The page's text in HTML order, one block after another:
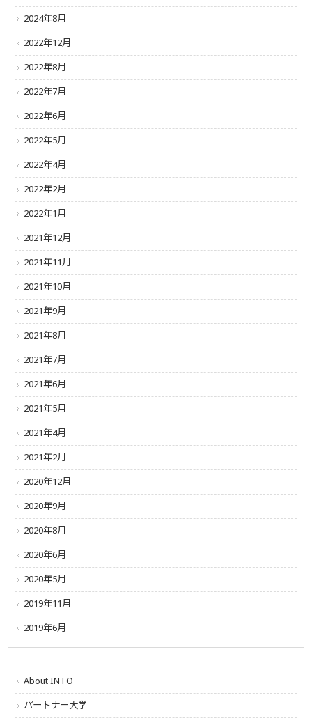
2024年8月
2022年12月
2022年8月
2022年7月
2022年6月
2022年5月
2022年4月
2022年2月
2022年1月
2021年12月
2021年11月
2021年10月
2021年9月
2021年8月
2021年7月
2021年6月
2021年5月
2021年4月
2021年2月
2020年12月
2020年9月
2020年8月
2020年6月
2020年5月
2019年11月
2019年6月
About INTO
パートナー大学